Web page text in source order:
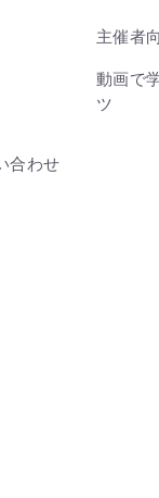
合わせ
主催者
動画で
ツ